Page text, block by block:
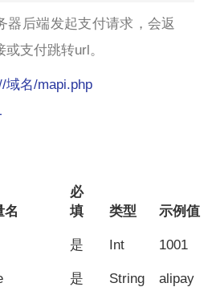
器后端发起支付请求，会返
支付跳转url。
域名/mapi.php
名
必
填
类型 示例值
是 Int 1001
是 String alipay